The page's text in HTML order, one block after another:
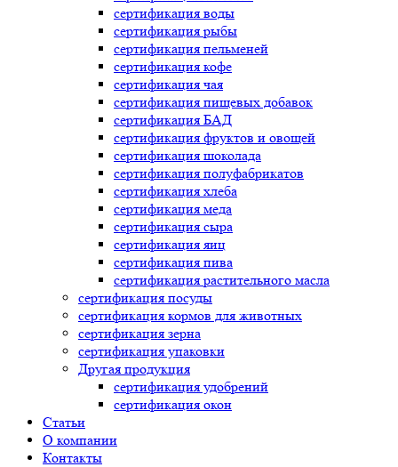
сертификация воды
сертификация рыбы
сертификация пельменей
сертификация кофе
сертификация чая
сертификация пищевых добавок
сертификация БАД
сертификация фруктов и овощей
сертификация шоколада
сертификация полуфабрикатов
сертификация хлеба
сертификация меда
сертификация сыра
сертификация яиц
сертификация пива
сертификация растительного масла
сертификация посуды
сертификация кормов для животных
сертификация зерна
сертификация упаковки
Другая продукция
сертификация удобрений
сертификация окон
Статьи
О компании
Контакты